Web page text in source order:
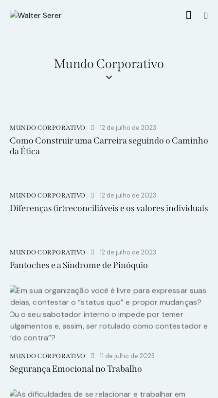
Mundo Corporativo
MUNDO CORPORATIVO 12 de julho de 2023
Como Construir uma Carreira seguindo o Caminho
da Ética
MUNDO CORPORATIVO 12 de julho de 2023
Diferenças (ir)reconciliáveis e os valores individuais
MUNDO CORPORATIVO 12 de julho de 2023
Fantoches e a Síndrome de Pinóquio
MUNDO CORPORATIVO 11 de julho de 2023
Segurança Emocional no Trabalho